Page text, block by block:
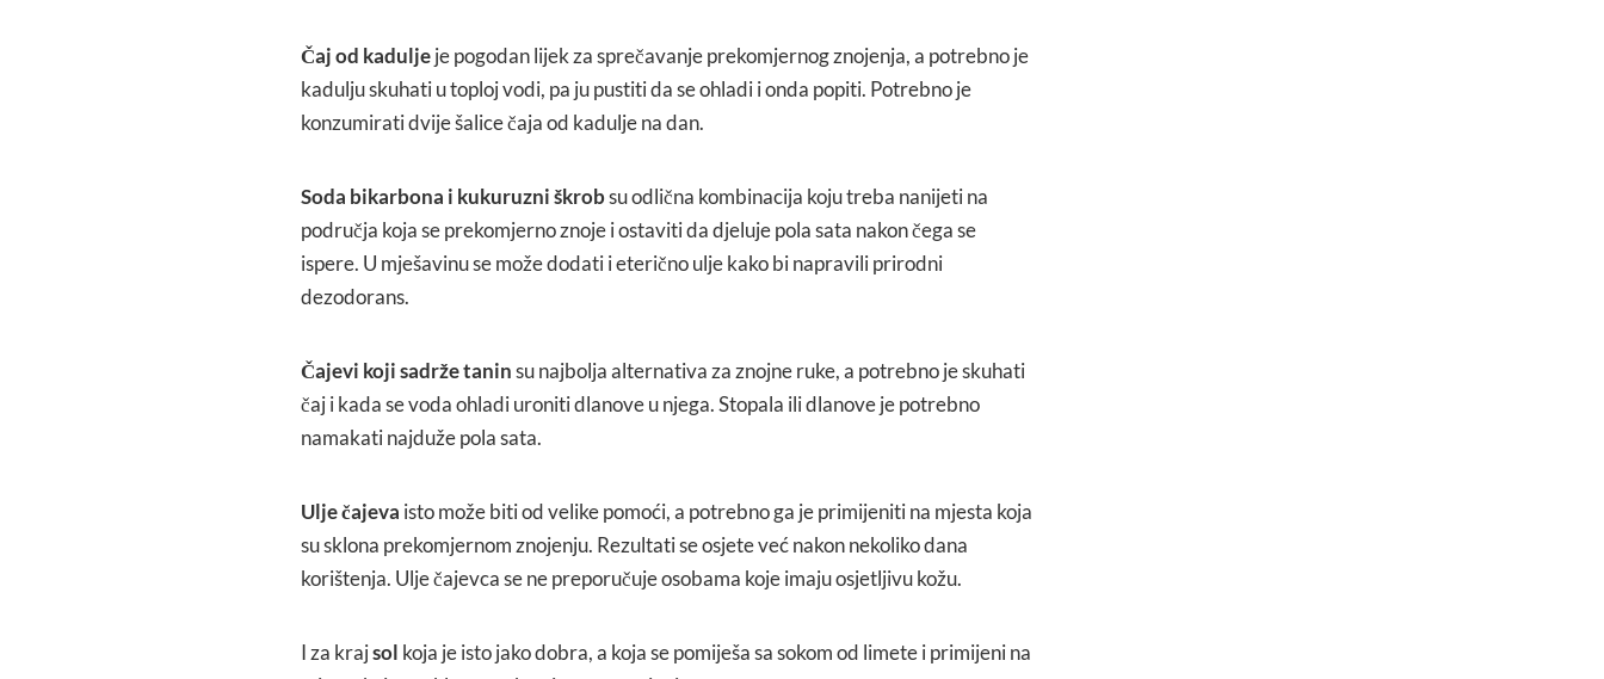
Čaj od kaduljeje pogodan lijek za sprečavanje prekomjernog znojenja, a potrebno je
kadulju skuhati u toploj vodi, pa ju pustiti da se ohladi i onda popiti. Potrebno je
konzumirati dvije šalice čaja od kadulje na dan.
Soda bikarbona i kukuruzni škrobsu odlična kombinacija koju treba nanijeti na
područja koja se prekomjerno znoje i ostaviti da djeluje pola sata nakon čega se
ispere. U mješavinu se može dodati i eterično ulje kako bi napravili prirodni
dezodorans.
Čajevi koji sadrže taninsu najbolja alternativa za znojne ruke, a potrebno je skuhati
čaj i kada se voda ohladi uroniti dlanove u njega. Stopala ili dlanove je potrebno
namakati najduže pola sata.
Ulje čajeva isto može biti od velike pomoći, a potrebno ga je primijeniti na mjesta koja
su sklona prekomjernom znojenju. Rezultati se osjete već nakon nekoliko dana
korištenja. Ulje čajevca se ne preporučuje osobama koje imaju osjetljivu kožu.
I za krajsol koja je isto jako dobra, a koja se pomiješa sa sokom od limete i primijeni na